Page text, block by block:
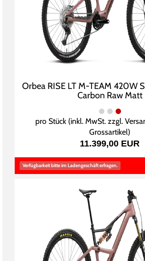
Orbea RISE LT M-TEAM 420W
Carbon Raw Matt
pro Stück (inkl. MwSt. zzgl.
Grossartikel)
11.399,00 EUR
Verfügbarkeit bitte im Ladengeschäft erfragen.